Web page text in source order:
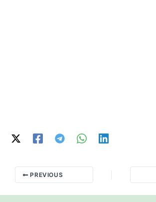
PREVIOUS